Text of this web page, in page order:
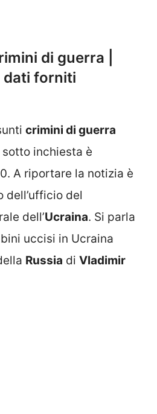
di guerra |
dati forniti
crimini di guerra
inchiesta è
A riportare la notizia è
dell’ufficio del
dell’Ucraina. Si parla
uccisi in Ucraina
Russia di Vladimir